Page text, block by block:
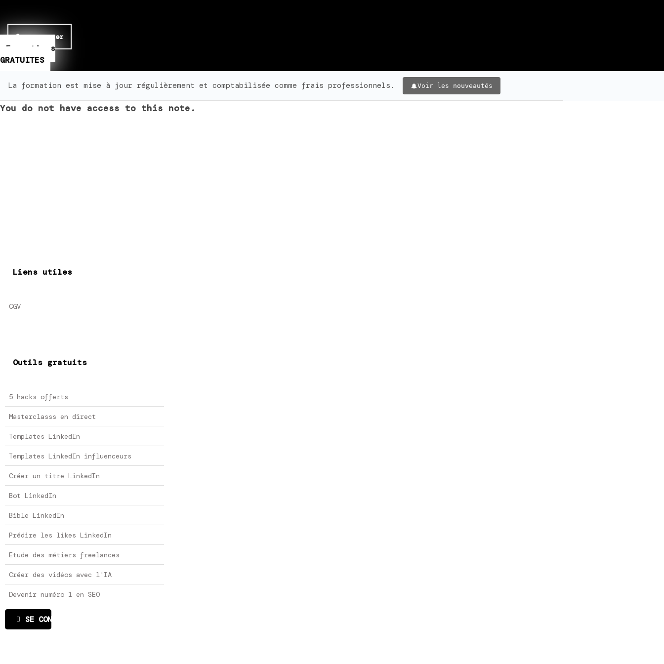
Se connecter
Formations
GRATUITES
La formation est mise à jour régulièrement et comptabilisée comme frais professionnels. Voir les nouveautés
You do not have access to this note.
Liens utiles
CGV
Outils gratuits
5 hacks offerts
Masterclasss en direct
Templates LinkedIn
Templates LinkedIn influenceurs
Créer un titre LinkedIn
Bot LinkedIn
Bible LinkedIn
Prédire les likes LinkedIn
Etude des métiers freelances
Créer des vidéos avec l'IA
Devenir numéro 1 en SEO
SE CONNECTER